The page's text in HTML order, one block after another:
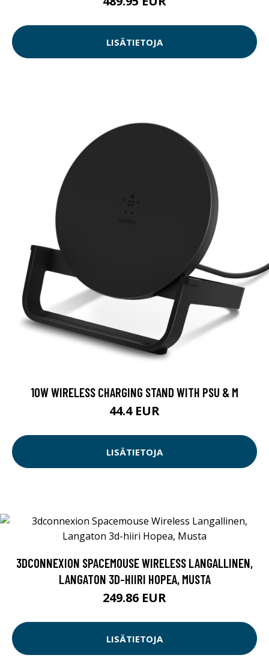
LISÄTIETOJA
10W WIRELESS CHARGING STAND WITH PSU & M
44.4 EUR
LISÄTIETOJA
3DCONNEXION SPACEMOUSE WIRELESS LANGALLINEN,
LANGATON 3D-HIIRI HOPEA, MUSTA
249.86 EUR
LISÄTIETOJA